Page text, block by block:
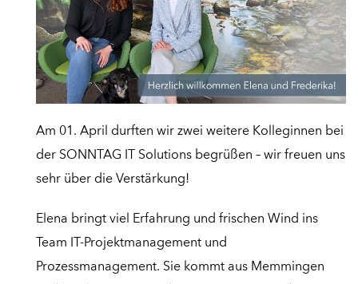
Am 01. April durften wir zwei weitere Kolleginnen bei
der SONNTAG IT Solutions begrüßen – wir freuen uns
sehr über die Verstärkung!
Elena bringt viel Erfahrung und frischen Wind ins
Team IT-Projektmanagement und
Prozessmanagement. Sie kommt aus Memmingen